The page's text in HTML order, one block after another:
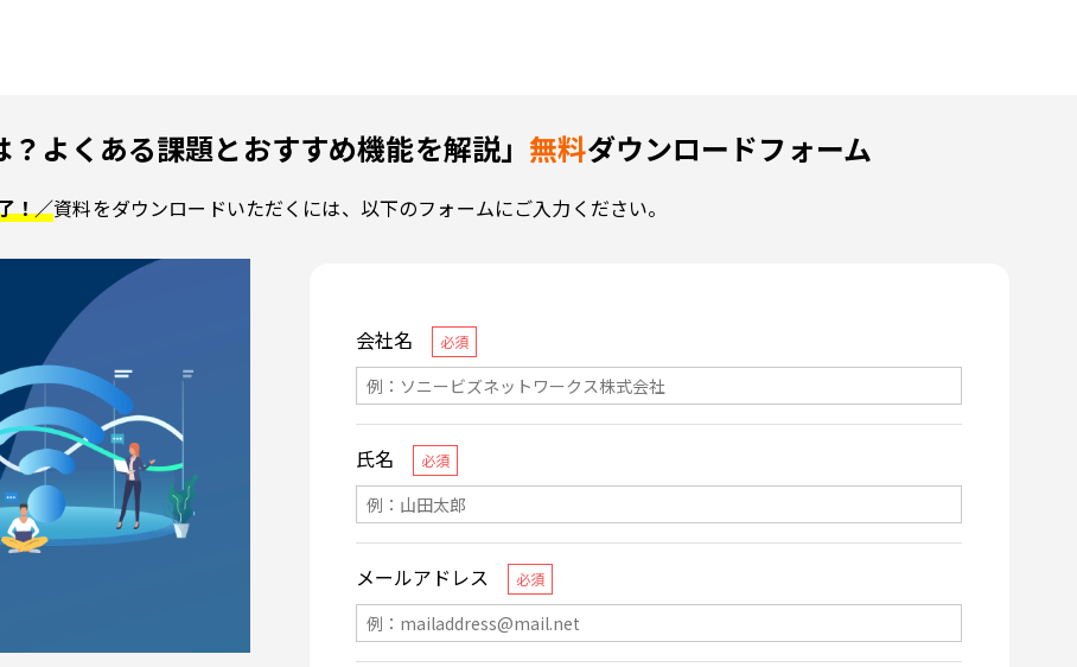
よくある課題とおすすめ機能を解説」 無料ダウンロードフォーム
！／資料をダウンロードいただくには、以下のフォームにご入力ください。